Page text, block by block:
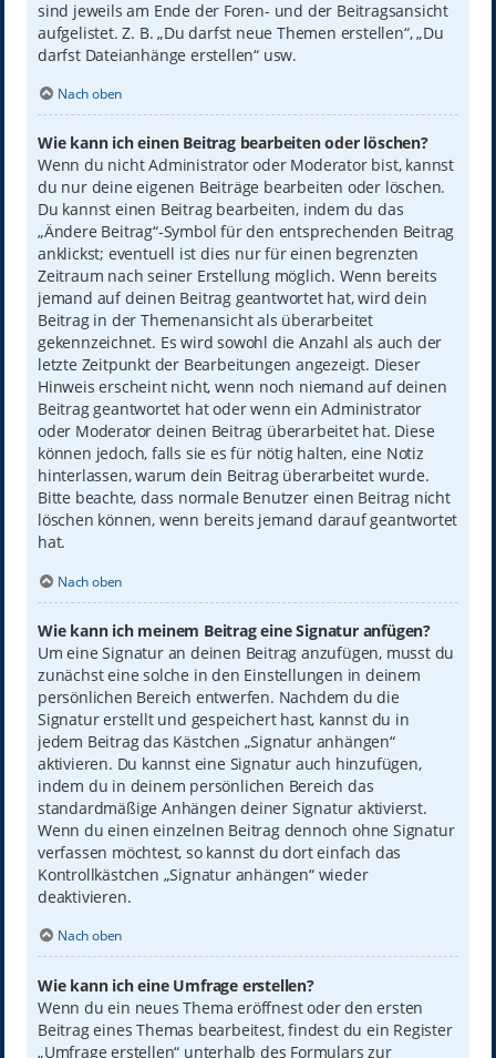
sind jeweils am Ende der Foren- und der Beitragsansicht
aufgelistet. Z. B. „Du darfst neue Themen erstellen“, „Du
darfst Dateianhänge erstellen“ usw.
Nach oben
Wie kann ich einen Beitrag bearbeiten oder löschen?
Wenn du nicht Administrator oder Moderator bist, kannst
du nur deine eigenen Beiträge bearbeiten oder löschen.
Du kannst einen Beitrag bearbeiten, indem du das
„Ändere Beitrag“-Symbol für den entsprechenden Beitrag
anklickst; eventuell ist dies nur für einen begrenzten
Zeitraum nach seiner Erstellung möglich. Wenn bereits
jemand auf deinen Beitrag geantwortet hat, wird dein
Beitrag in der Themenansicht als überarbeitet
gekennzeichnet. Es wird sowohl die Anzahl als auch der
letzte Zeitpunkt der Bearbeitungen angezeigt. Dieser
Hinweis erscheint nicht, wenn noch niemand auf deinen
Beitrag geantwortet hat oder wenn ein Administrator
oder Moderator deinen Beitrag überarbeitet hat. Diese
können jedoch, falls sie es für nötig halten, eine Notiz
hinterlassen, warum dein Beitrag überarbeitet wurde.
Bitte beachte, dass normale Benutzer einen Beitrag nicht
löschen können, wenn bereits jemand darauf geantwortet
hat.
Nach oben
Wie kann ich meinem Beitrag eine Signatur anfügen?
Um eine Signatur an deinen Beitrag anzufügen, musst du
zunächst eine solche in den Einstellungen in deinem
persönlichen Bereich entwerfen. Nachdem du die
Signatur erstellt und gespeichert hast, kannst du in
jedem Beitrag das Kästchen „Signatur anhängen“
aktivieren. Du kannst eine Signatur auch hinzufügen,
indem du in deinem persönlichen Bereich das
standardmäßige Anhängen deiner Signatur aktivierst.
Wenn du einen einzelnen Beitrag dennoch ohne Signatur
verfassen möchtest, so kannst du dort einfach das
Kontrollkästchen „Signatur anhängen“ wieder
deaktivieren.
Nach oben
Wie kann ich eine Umfrage erstellen?
Wenn du ein neues Thema eröffnest oder den ersten
Beitrag eines Themas bearbeitest, findest du ein Register
„Umfrage erstellen“ unterhalb des Formulars zur